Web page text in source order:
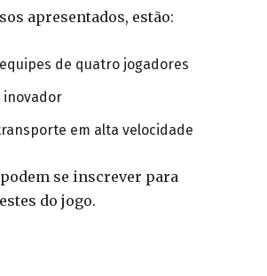
apresentados, estão:
de quatro jogadores
inovador
em alta velocidade
se inscrever para
do jogo.